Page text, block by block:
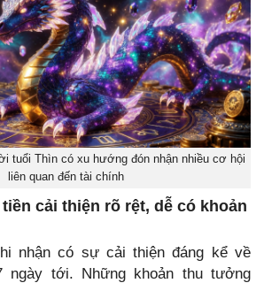
tuổi Thìn có xu hướng đón nhận nhiều cơ hội
liên quan đến tài chính
cải thiện rõ rệt, dễ có khoản
nhận có sự cải thiện đáng kể về
ngày tới. Những khoản thu tưởng